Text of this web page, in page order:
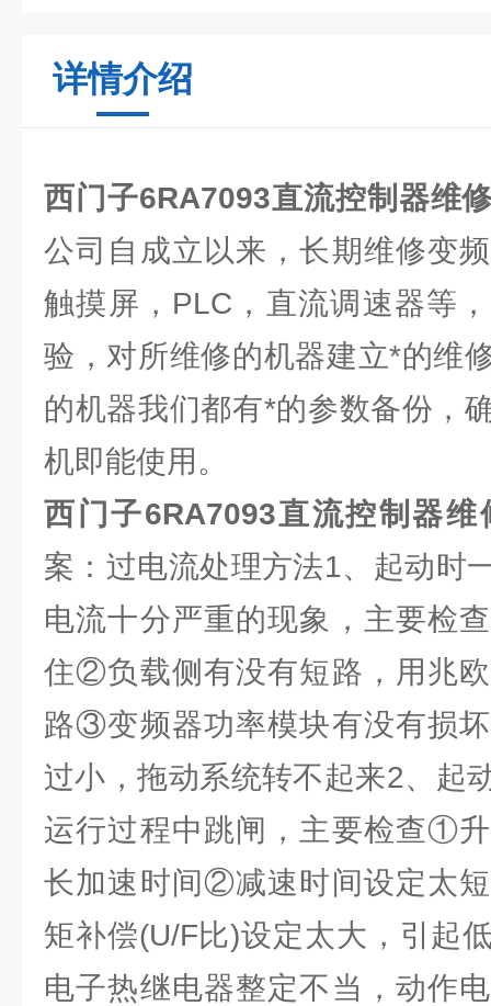
详情介绍
西门子6RA7093直流控制器维
公司自成立以来，长期维修变
触摸屏，PLC，直流调速器等
验，对所维修的机器建立*的维
的机器我们都有*的参数备份，
机即能使用。
西门子6RA7093直流控制器维
案：过电流处理方法1、起动时
电流十分严重的现象，主要检
住②负载侧有没有短路，用兆
路③变频器功率模块有没有损
过小，拖动系统转不起来2、起
运行过程中跳闸，主要检查①
长加速时间②减速时间设定太
矩补偿(U/F比)设定太大，引起
电子热继电器整定不当，动作